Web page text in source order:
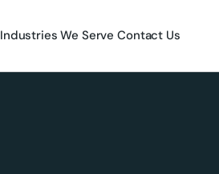
Industries We Serve Contact Us